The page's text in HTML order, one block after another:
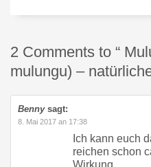
2 Comments to “
mulungu) –
Bennysagt:
8. Mai 2017 an 17:38
Ich kann euch
reichen schon
Wirkung.